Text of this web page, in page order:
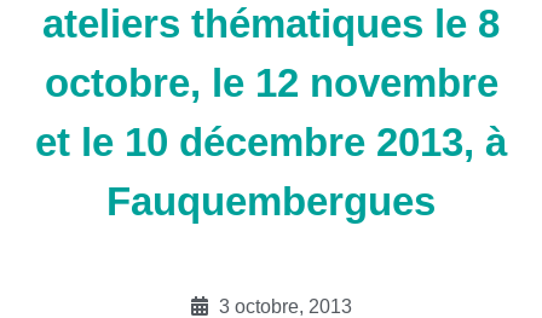
ateliers thématiques le 8
octobre, le 12 novembre
et le 10 décembre 2013, à
Fauquembergues
3 octobre, 2013